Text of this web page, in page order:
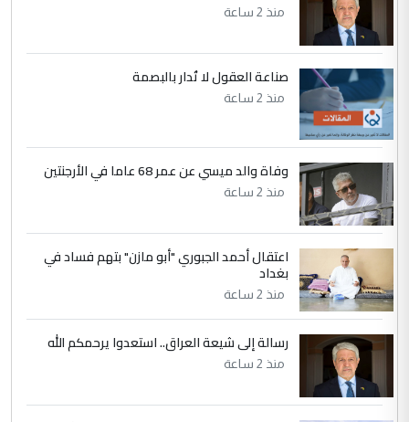
سردار
التعليق : واحد من عصابة علي ماما يسقط
جنسية الرافد الثالث للعراق ومن اصول عريقة
ابا فرات ...
الموضوع :
الجواهري يرد على صدام حسين سل
مضجعيك يابن الزنا (نص كامل)
5 سردار
التعليق : واحد من عصابة علي ماما يسقط
جنسية الرافد الثالث للعراق ومن اصول عريقة
الموضوع :
الجواهري يرد على صدام حسين سل
مضجعيك يابن الزنا (نص كامل)
منذ 2 ساعة
صناعة العقول لا تُدار بالبصمة
منذ 2 ساعة
وفاة والد ميسي عن عمر 68 عاما في الأرجنتين
منذ 2 ساعة
اعتقال أحمد الجبوري "أبو مازن" بتهم فساد في
بغداد
منذ 2 ساعة
رسالة إلى شيعة العراق.. استعدوا يرحمكم الله
منذ 2 ساعة